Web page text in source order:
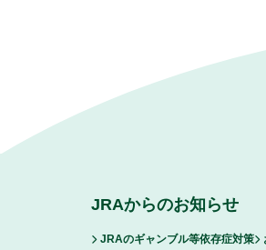
JRAからのお知らせ
JRAのギャンブル等依存症対策